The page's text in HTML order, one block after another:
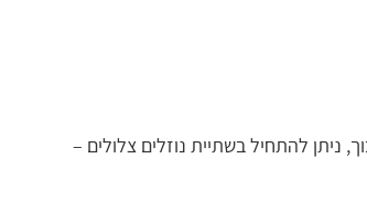
להתחיל בשתיית נוזלים צלולים –